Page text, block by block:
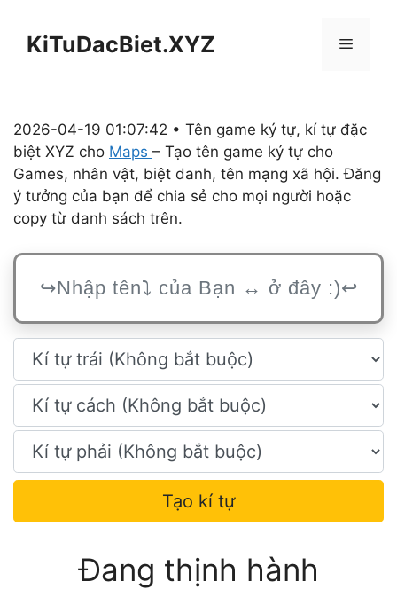
KiTuDacBiet.XYZ Menu
2026-04-19 01:07:42 • Tên game ký tự, kí tự đặc
biệt XYZ cho Maps – Tạo tên game ký tự cho
Games, nhân vật, biệt danh, tên mạng xã hội. Đăng
ý tưởng của bạn để chia sẻ cho mọi người hoặc
copy từ danh sách trên.
Tạo kí tự
Đang thịnh hành